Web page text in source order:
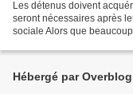
Les détenus doivent
seront nécessaires après
sociale Alors que beaucoup
Hébergé par Overblog